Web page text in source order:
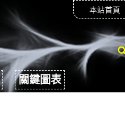
本站首頁
關鍵圖表